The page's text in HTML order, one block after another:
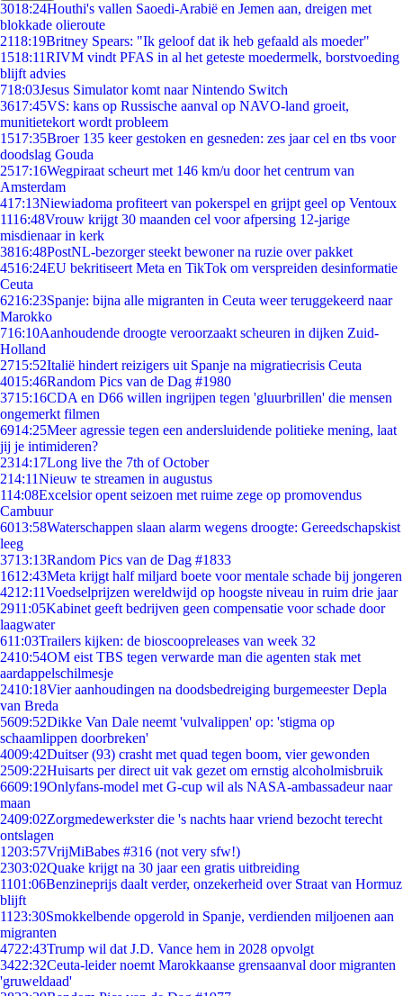
3018:24Houthi's vallen Saoedi-Arabië en Jemen aan, dreigen met
blokkade olieroute
2118:19Britney Spears: "Ik geloof dat ik heb gefaald als moeder"
1518:11RIVM vindt PFAS in al het geteste moedermelk, borstvoeding
blijft advies
718:03Jesus Simulator komt naar Nintendo Switch
3617:45VS: kans op Russische aanval op NAVO-land groeit,
munitietekort wordt probleem
1517:35Broer 135 keer gestoken en gesneden: zes jaar cel en tbs voor
doodslag Gouda
2517:16Wegpiraat scheurt met 146 km/u door het centrum van
Amsterdam
417:13Niewiadoma profiteert van pokerspel en grijpt geel op Ventoux
1116:48Vrouw krijgt 30 maanden cel voor afpersing 12-jarige
misdienaar in kerk
3816:48PostNL-bezorger steekt bewoner na ruzie over pakket
4516:24EU bekritiseert Meta en TikTok om verspreiden desinformatie
Ceuta
6216:23Spanje: bijna alle migranten in Ceuta weer teruggekeerd naar
Marokko
716:10Aanhoudende droogte veroorzaakt scheuren in dijken Zuid-
Holland
2715:52Italië hindert reizigers uit Spanje na migratiecrisis Ceuta
4015:46Random Pics van de Dag #1980
3715:16CDA en D66 willen ingrijpen tegen 'gluurbrillen' die mensen
ongemerkt filmen
6914:25Meer agressie tegen een andersluidende politieke mening, laat
jij je intimideren?
2314:17Long live the 7th of October
214:11Nieuw te streamen in augustus
114:08Excelsior opent seizoen met ruime zege op promovendus
Cambuur
6013:58Waterschappen slaan alarm wegens droogte: Gereedschapskist
leeg
3713:13Random Pics van de Dag #1833
1612:43Meta krijgt half miljard boete voor mentale schade bij jongeren
4212:11Voedselprijzen wereldwijd op hoogste niveau in ruim drie jaar
2911:05Kabinet geeft bedrijven geen compensatie voor schade door
laagwater
611:03Trailers kijken: de bioscoopreleases van week 32
2410:54OM eist TBS tegen verwarde man die agenten stak met
aardappelschilmesje
2410:18Vier aanhoudingen na doodsbedreiging burgemeester Depla
van Breda
5609:52Dikke Van Dale neemt 'vulvalippen' op: 'stigma op
schaamlippen doorbreken'
4009:42Duitser (93) crasht met quad tegen boom, vier gewonden
2509:22Huisarts per direct uit vak gezet om ernstig alcoholmisbruik
6609:19Onlyfans-model met G-cup wil als NASA-ambassadeur naar
maan
2409:02Zorgmedewerkster die 's nachts haar vriend bezocht terecht
ontslagen
1203:57VrijMiBabes #316 (not very sfw!)
2303:02Quake krijgt na 30 jaar een gratis uitbreiding
1101:06Benzineprijs daalt verder, onzekerheid over Straat van Hormuz
blijft
11 23:30Smokkelbende opgerold in Spanje, verdienden miljoenen aan
migranten
4722:43Trump wil dat J.D. Vance hem in 2028 opvolgt
3422:32Ceuta-leider noemt Marokkaanse grensaanval door migranten
'gruweldaad'